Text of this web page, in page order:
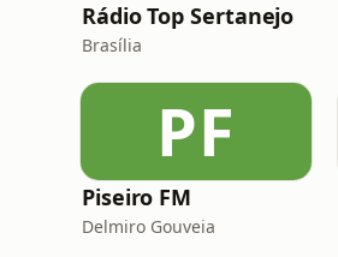
Rádio Top Sertanejo
Brasília
PF
Piseiro FM
Delmiro Gouveia